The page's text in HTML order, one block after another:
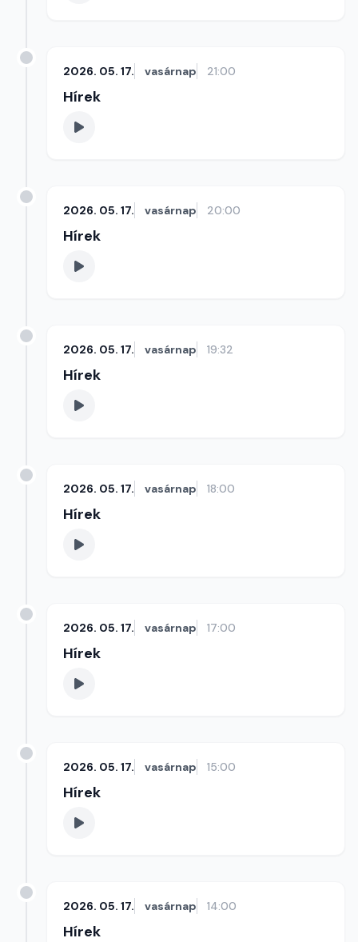
2026. 05. 17. vasárnap 21:00
Hírek
2026. 05. 17. vasárnap 20:00
Hírek
2026. 05. 17. vasárnap 19:32
Hírek
2026. 05. 17. vasárnap 18:00
Hírek
2026. 05. 17. vasárnap 17:00
Hírek
2026. 05. 17. vasárnap 15:00
Hírek
2026. 05. 17. vasárnap 14:00
Hírek